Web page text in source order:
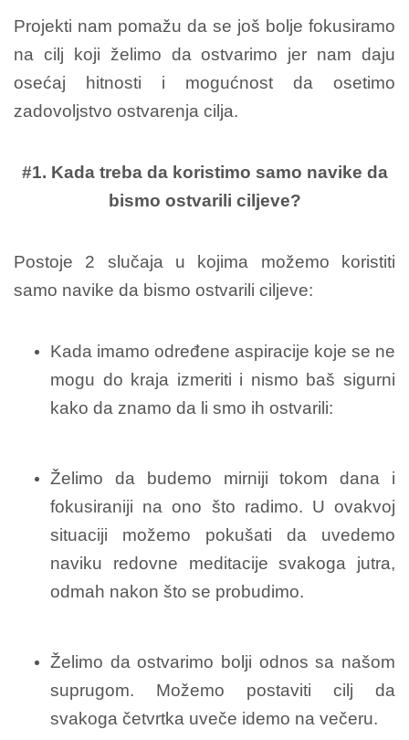
Projekti nam pomažu da se još bolje fokusiramo
na cilj koji želimo da ostvarimo jer nam daju
osećaj hitnosti i mogućnost da osetimo
zadovoljstvo ostvarenja cilja.
#1. Kada treba da koristimo samo navike da
bismo ostvarili ciljeve?
Postoje 2 slučaja u kojima možemo koristiti
samo navike da bismo ostvarili ciljeve:
Kada imamo određene aspiracije koje se ne
mogu do kraja izmeriti i nismo baš sigurni
kako da znamo da li smo ih ostvarili:
Želimo da budemo mirniji tokom dana i
fokusiraniji na ono što radimo. U ovakvoj
situaciji možemo pokušati da uvedemo
naviku redovne meditacije svakoga jutra,
odmah nakon što se probudimo.
Želimo da ostvarimo bolji odnos sa našom
suprugom. Možemo postaviti cilj da
svakoga četvrtka uveče idemo na večeru.